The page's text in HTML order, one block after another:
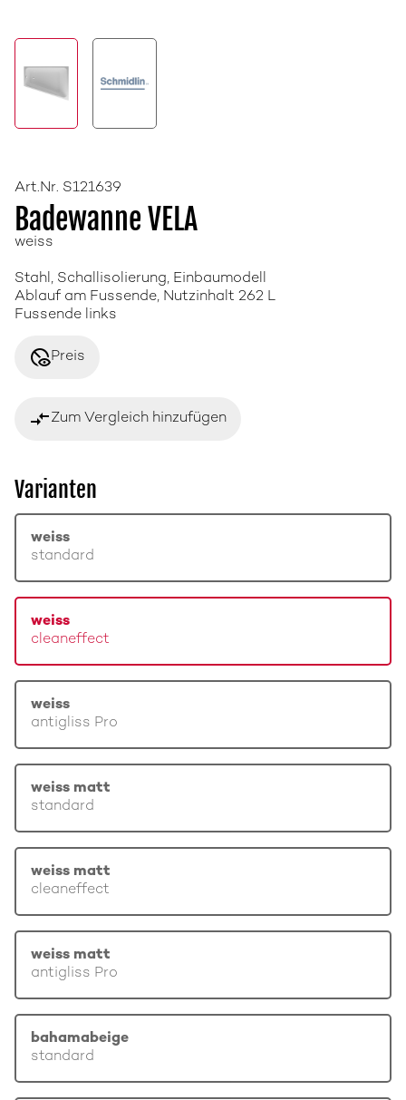
Art.Nr. S121639
Badewanne VELA
weiss
Stahl, Schallisolierung, Einbaumodell
Ablauf am Fussende, Nutzinhalt 262 L
Fussende links
disabled_visiblePreis
compare_arrowsZum Vergleich hinzufügen
Varianten
weiss
standard
weiss
cleaneffect
weiss
antigliss Pro
weiss matt
standard
weiss matt
cleaneffect
weiss matt
antigliss Pro
bahamabeige
standard